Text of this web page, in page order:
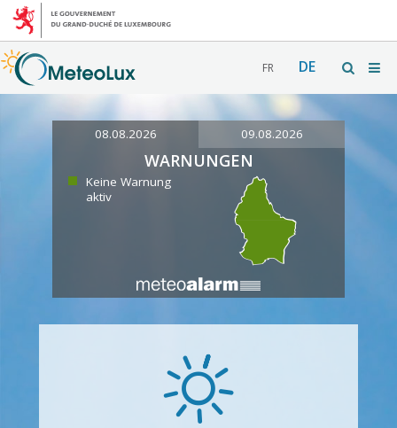
FR DE
08.08.2026 09.08.2026
WARNUNGEN
Keine Warnung
aktiv